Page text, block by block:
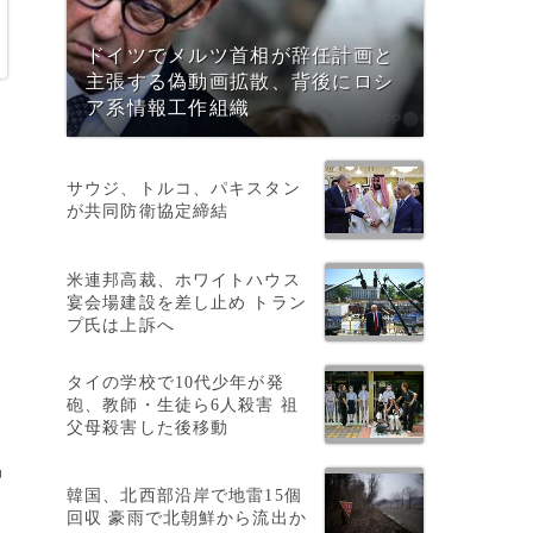
ドイツでメルツ首相が辞任計画と
主張する偽動画拡散、背後にロシ
ア系情報工作組織
サウジ、トルコ、パキスタン
が共同防衛協定締結
米連邦高裁、ホワイトハウス
宴会場建設を差し止め トラン
プ氏は上訴へ
タイの学校で10代少年が発
砲、教師・生徒ら6人殺害 祖
父母殺害した後移動
韓国、北西部沿岸で地雷15個
回収 豪雨で北朝鮮から流出か